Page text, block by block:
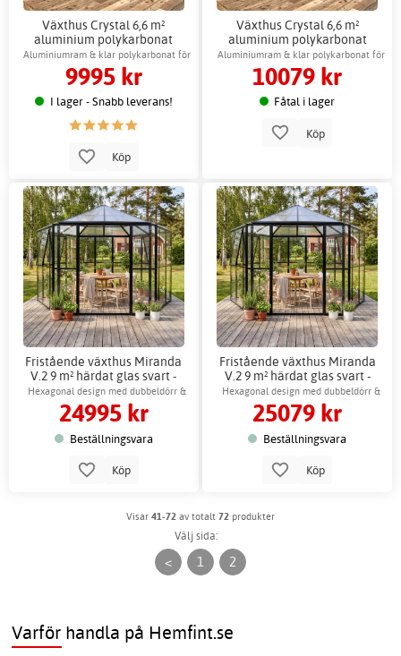
Växthus Crystal 6,6 m²
aluminium polykarbonat
Gardeney
Aluminiumram & klar polykarbonat för
ljus miljö
9995 kr
I lager - Snabb leverans!
Köp
Växthus Crystal 6,6 m²
aluminium polykarbonat
Gardeney + Växthustillbehör
Aluminiumram & klar polykarbonat för
ljus miljö
10079 kr
Fåtal i lager
Köp
Fristående växthus Miranda
V.2 9 m² härdat glas svart -
Gardeney
Hexagonal design med dubbeldörr &
ventilation
24995 kr
Beställningsvara
Köp
Fristående växthus Miranda
V.2 9 m² härdat glas svart -
Gardeney + Växthustillbehör
Hexagonal design med dubbeldörr &
ventilation
25079 kr
Beställningsvara
Köp
Visar 41-72 av totalt 72 produkter
Välj sida:
< 1 2
Varför handla på Hemfint.se